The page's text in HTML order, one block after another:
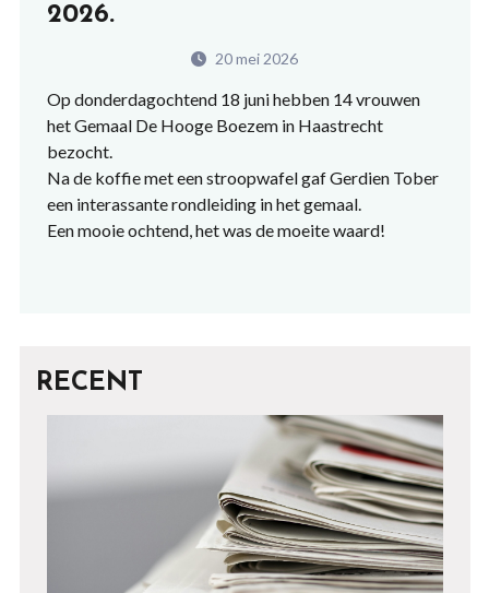
2026.
20 mei 2026
Op donderdagochtend 18 juni hebben 14 vrouwen
het Gemaal De Hooge Boezem in Haastrecht
bezocht.
Na de koffie met een stroopwafel gaf Gerdien Tober
een interassante rondleiding in het gemaal.
Een mooie ochtend, het was de moeite waard!
RECENT